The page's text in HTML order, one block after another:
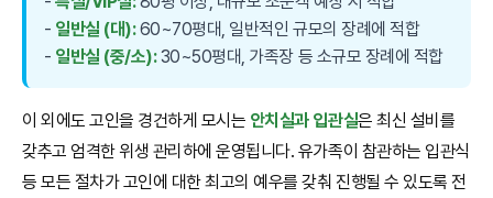
- 일반실 (대):60~70평대, 일반적인 규모의 장례에 적합
- 일반실 (중/소):30~50평대, 가족장 등 소규모 장례에 적합
이 외에도 고인을 경건하게 모시는 안치실과 입관실은 최신 설비를
갖추고 엄격한 위생 관리하에 운영됩니다. 유가족이 참관하는 입관식
등 모든 절차가 고인에 대한 최고의 예우를 갖춰 진행될 수 있도록 전